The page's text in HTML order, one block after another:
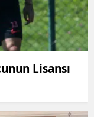
Lisansı